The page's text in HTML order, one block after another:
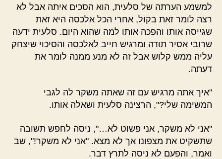
למשמע הערתה של סלעית, הוא הסכים איתה אבל לא
רצה לומר זאת בקול, אחרי הכל אלכסה היא זאת
שגייסה אותו והפכה אותו למה שהוא היום. סלעית ידעה
שרובי אסיר תודה ומרגיש חייב לאלכסה והסיכוי שיצחק
עליה ממש קלוש אבל זה לא מנע ממנה לומר את
דעתה.
"איך אתה מרגיש עם זה שאתה משקר לה לגבי
המשימה שלי?", הרצינה סלעית ושאלה אותו.
"אני לא משקר, אני פשוט לא…", ניסה לחפש תשובה
שתשקיט את מצפונו אך לא מצא. "אני לא משקר!", שב
ואמר, והפעם לא ניסה לתרץ דבר.